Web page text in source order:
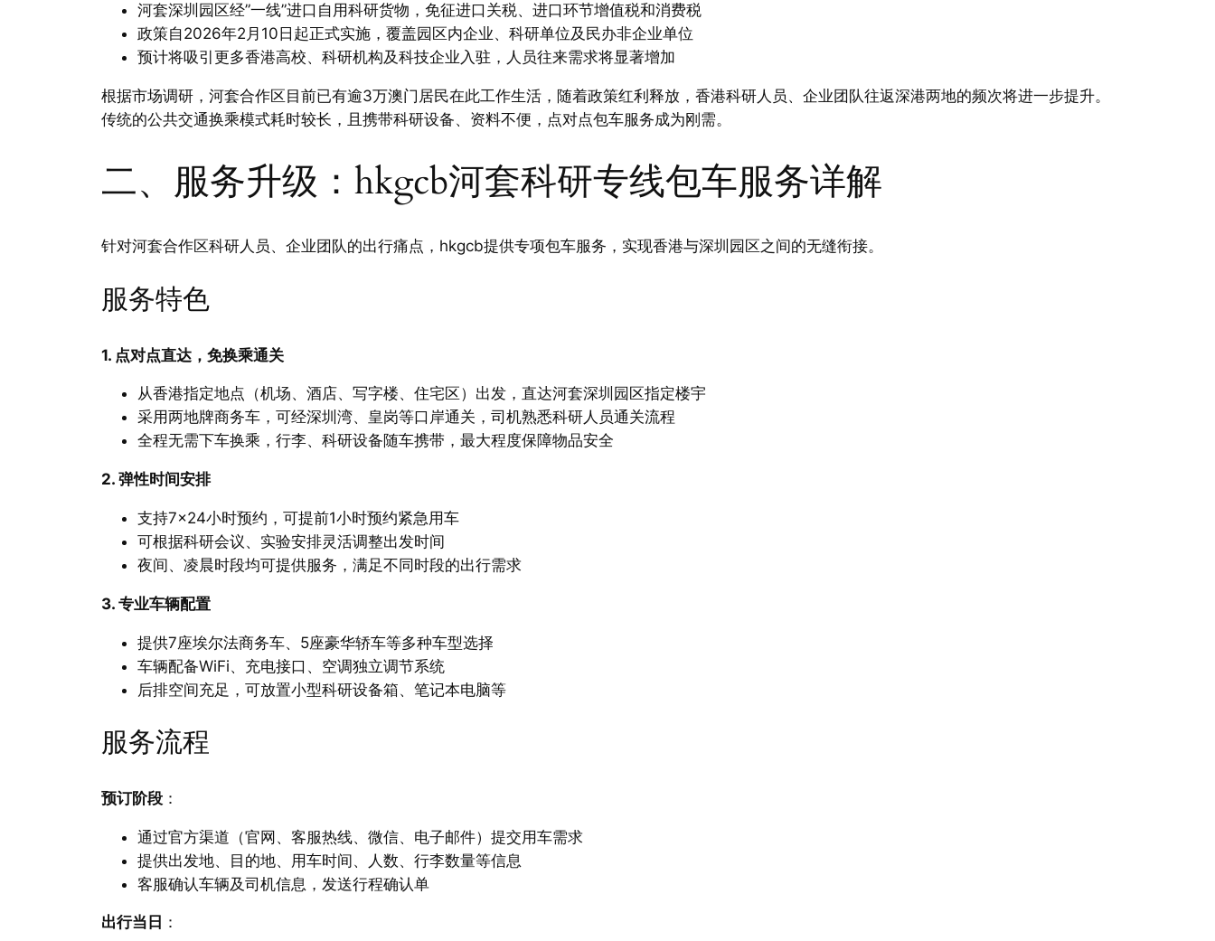
河套深圳园区经”一线”进口自用科研货物，免征进口关税、进口环节增值税和消费税
政策自2026年2月10日起正式实施，覆盖园区内企业、科研单位及民办非企业单位
预计将吸引更多香港高校、科研机构及科技企业入驻，人员往来需求将显著增加
根据市场调研，河套合作区目前已有逾3万澳门居民在此工作生活，随着政策红利释放，香港科研人员、企业团队往返深港两地的频次将进一步提升。
传统的公共交通换乘模式耗时较长，且携带科研设备、资料不便，点对点包车服务成为刚需。
二、服务升级：hkgcb河套科研专线包车服务详解
针对河套合作区科研人员、企业团队的出行痛点，hkgcb提供专项包车服务，实现香港与深圳园区之间的无缝衔接。
服务特色
1. 点对点直达，免换乘通关
从香港指定地点（机场、酒店、写字楼、住宅区）出发，直达河套深圳园区指定楼宇
采用两地牌商务车，可经深圳湾、皇岗等口岸通关，司机熟悉科研人员通关流程
全程无需下车换乘，行李、科研设备随车携带，最大程度保障物品安全
2. 弹性时间安排
支持7×24小时预约，可提前1小时预约紧急用车
可根据科研会议、实验安排灵活调整出发时间
夜间、凌晨时段均可提供服务，满足不同时段的出行需求
3. 专业车辆配置
提供7座埃尔法商务车、5座豪华轿车等多种车型选择
车辆配备WiFi、充电接口、空调独立调节系统
后排空间充足，可放置小型科研设备箱、笔记本电脑等
服务流程
预订阶段 ：
通过官方渠道（官网、客服热线、微信、电子邮件）提交用车需求
提供出发地、目的地、用车时间、人数、行李数量等信息
客服确认车辆及司机信息，发送行程确认单
出行当日 ：